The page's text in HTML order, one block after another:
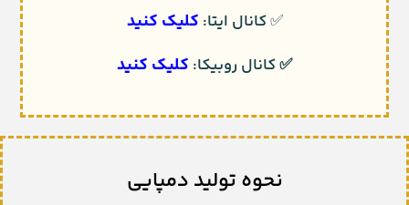
✅کانال ایتا: کلیک کنید
✅کانال روبیکا: کلیک کنید
نحوه تولید دمپایی